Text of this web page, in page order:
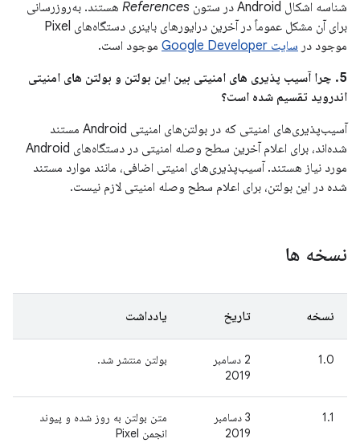
شناسه اشکال Android در ستون
References هستند. به‌روزرسانی
برای آن مشکل عموماً در آخرین درایورهای باینری دستگاه‌های Pixel
موجود در سایت Google Developer
موجود است.
5. چرا آسیب پذیری های امنیتی بین این بولتن و بولتن های امنیتی
اندروید تقسیم شده است؟
آسیب‌پذیری‌های امنیتی که در بولتن‌های امنیتی Android مستند
شده‌اند، برای اعلام آخرین سطح وصله امنیتی در دستگاه‌های Android
مورد نیاز هستند. آسیب‌پذیری‌های امنیتی اضافی، مانند موارد مستند
شده در این بولتن، برای اعلام سطح وصله امنیتی لازم نیست.
نسخه ها
نسخه تاریخ یادداشت
1.0
2 دسامبر
2019
بولتن منتشر شد.
1.1
3 دسامبر
2019
متن بولتن به روز شده و پیوند
انجمن Pixel